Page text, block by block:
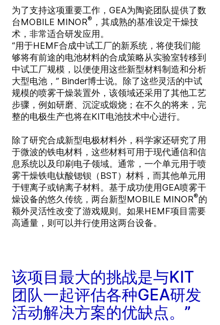
为了支持这项重要工作，GEA为陶瓷团队提供了数
台MOBILE MINOR® ，其成熟的基准设定干燥技
术，非常适合研发应用。
“用于HEMF合成中试工厂的新系统，将使我们能
够将有前途的电池材料的合成策略从实验室转移到
中试工厂规模，以便使用这些新型材料制造和分析
大型电池，” Binder博士说。除了这些灵活的中试
规模的喷雾干燥装置外，该领域还采用了其他工艺
步骤，例如研磨、沉淀或煅烧；在不久的将来，完
整的电极生产也将在KIT电池技术中心进行。
除了研究合成新型电极材料外，科学家还研究了用
于微波的铁电材料，这些材料可用于现代通信和信
息系统以及印刷电子领域。通常，一个单元用于喷
雾干燥铁电钛酸锶钡（BST）材料，而其他单元用
于锂离子或钠离子材料。基于成功使用GEA喷雾干
燥设备的悠久传统，两台新型MOBILE MINOR®的
额外灵活性改变了游戏规则。如果HEMF项目需要
高通量，则可以并行使用这两台设备。
该项目最大的挑战是与KIT
团队一起评估各种GEA研发
活动解决方案的优缺点。”